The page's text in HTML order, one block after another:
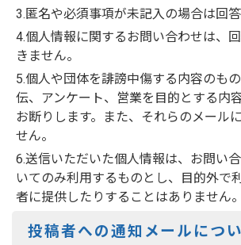
3.匿名や必須事項が未記入の場合は回答
4.個人情報に関するお問い合わせは、
きません。
5.個人や団体を誹謗中傷する内容のも
伝、アンケート、営業を目的とする内
お断りします。また、それらのメール
せん。
6.送信いただいた個人情報は、お問い
いてのみ利用するものとし、目的外で
者に提供したりすることはありません。
投稿者への通知メールにつ